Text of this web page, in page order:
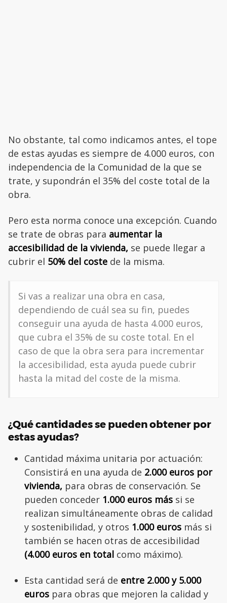
No obstante, tal como indicamos antes, el tope
de estas ayudas es siempre de 4.000 euros, con
independencia de la Comunidad de la que se
trate, y supondrán el 35% del coste total de la
obra.
Pero esta norma conoce una excepción. Cuando
se trate de obras para aumentar la
accesibilidad de la vivienda, se puede llegar a
cubrir el 50% del coste de la misma.
Si vas a realizar una obra en casa,
dependiendo de cuál sea su fin, puedes
conseguir una ayuda de hasta 4.000 euros,
que cubra el 35% de su coste total. En el
caso de que la obra sera para incrementar
la accesibilidad, esta ayuda puede cubrir
hasta la mitad del coste de la misma.
¿Qué cantidades se pueden obtener por
estas ayudas?
Cantidad máxima unitaria por actuación:
Consistirá en una ayuda de 2.000 euros por
vivienda, para obras de conservación. Se
pueden conceder 1.000 euros más si se
realizan simultáneamente obras de calidad
y sostenibilidad, y otros 1.000 euros más si
también se hacen otras de accesibilidad
(4.000 euros en total como máximo).
Esta cantidad será de entre 2.000 y 5.000
euros para obras que mejoren la calidad y